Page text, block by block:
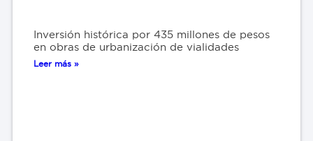
Inversión histórica por 435 millones de pesos
en obras de urbanización de vialidades
Leer más »